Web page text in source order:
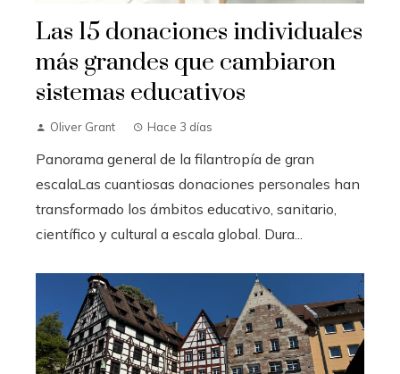
Las 15 donaciones individuales
más grandes que cambiaron
sistemas educativos
Oliver Grant Hace 3 días
Panorama general de la filantropía de gran
escalaLas cuantiosas donaciones personales han
transformado los ámbitos educativo, sanitario,
científico y cultural a escala global. Dura...